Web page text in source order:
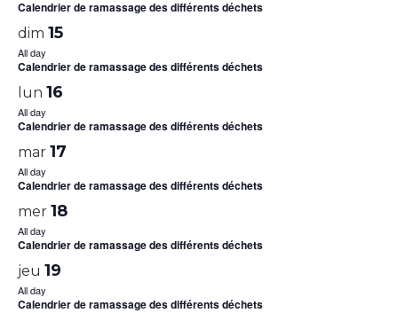
Calendrier de ramassage des différents déchets
dim 15
All day
Calendrier de ramassage des différents déchets
lun 16
All day
Calendrier de ramassage des différents déchets
mar 17
All day
Calendrier de ramassage des différents déchets
mer 18
All day
Calendrier de ramassage des différents déchets
jeu 19
All day
Calendrier de ramassage des différents déchets